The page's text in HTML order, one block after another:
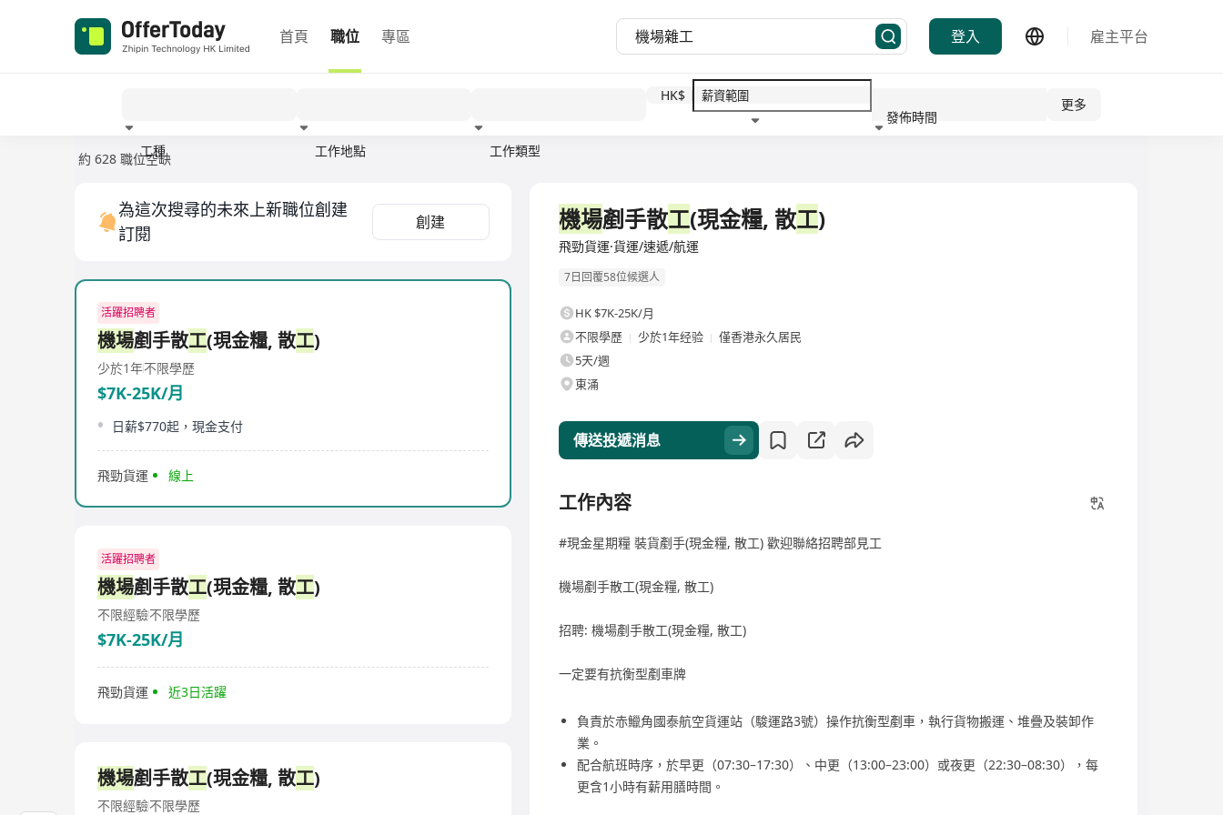
首頁 職位 專區 登入 雇主平台
工種 工作地點 工作類型
HK$
發佈時間
更多
約 628 職位空缺
為這次搜尋的未來上新職位創建
訂閱
創建
活躍招聘者
機場剷手散工(現金糧, 散工)
少於1年不限學歷
$7K-25K/月
日薪$770起，現金支付
飛勁貨運 線上
活躍招聘者
機場剷手散工(現金糧, 散工)
不限經驗不限學歷
$7K-25K/月
飛勁貨運 近3日活躍
機場剷手散工(現金糧, 散工)
不限經驗不限學歷
機場剷手散工(現金糧, 散工)
飛勁貨運·貨運/速遞/航運
7日回覆58位候選人
HK $7K-25K/月
不限學歷
少於1年经验
僅香港永久居民
5天/週
東涌
傳送投遞消息
工作內容
#現金星期糧 裝貨剷手(現金糧, 散工) 歡迎聯絡招聘部見工
機場剷手散工(現金糧, 散工)
招聘: 機場剷手散工(現金糧, 散工)
一定要有抗衡型剷車牌
負責於赤鱲角國泰航空貨運站（駿運路3號）操作抗衡型剷車，執行貨物搬運、堆疊及裝卸作
業。
配合航班時序，於早更（07:30–17:30）、中更（13:00–23:00）或夜更（22:30–08:30），每
更含1小時有薪用膳時間。